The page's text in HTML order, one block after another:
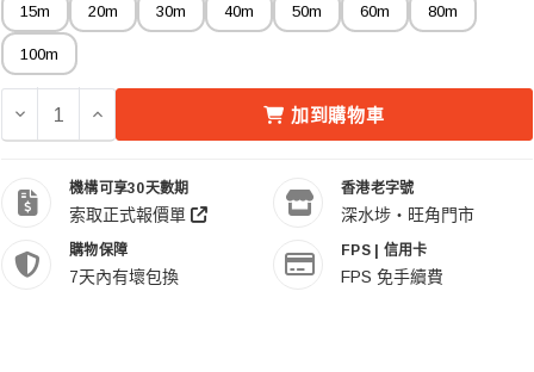
15m 20m 30m 40m 50m 60m 80m
100m
減少 XLR MALE CANNON TO 6.35MM TS MALE JACK
增加 XLR MALE CANNON TO 6.35MM TS MALE
加到購物車
機構可享30天數期
索取正式報價單
香港老字號
深水埗・旺角門市
購物保障
7天內有壞包換
FPS | 信用卡
FPS 免手續費